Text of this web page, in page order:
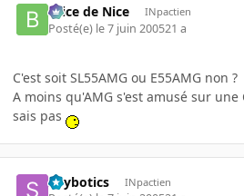
Brice de Nice INpactien
Posté(e) le 7 juin 200521 a
C'est soit SL55AMG ou E55AMG non ?
A moins qu'AMG s'est amusé sur une
sais pas
Spybotics INpactien